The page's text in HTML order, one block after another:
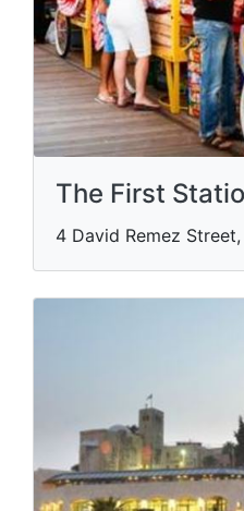
The First
4 David Remez